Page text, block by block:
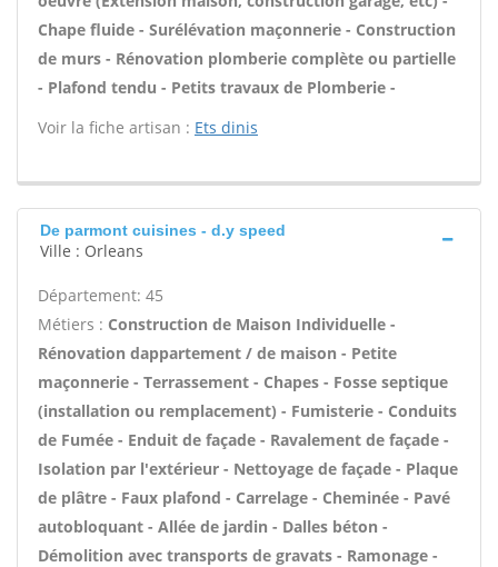
Chape fluide - Surélévation maçonnerie - Construction
de murs - Rénovation plomberie complète ou partielle
- Plafond tendu - Petits travaux de Plomberie -
Voir la fiche artisan : Ets dinis
De parmont cuisines - d.y speed
Ville : Orleans
Département: 45
Métiers : Construction de Maison Individuelle -
Rénovation dappartement / de maison - Petite
maçonnerie - Terrassement - Chapes - Fosse septique
(installation ou remplacement) - Fumisterie - Conduits
de Fumée - Enduit de façade - Ravalement de façade -
Isolation par l'extérieur - Nettoyage de façade - Plaque
de plâtre - Faux plafond - Carrelage - Cheminée - Pavé
autobloquant - Allée de jardin - Dalles béton -
Démolition avec transports de gravats - Ramonage -